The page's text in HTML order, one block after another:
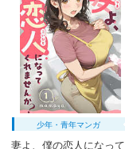
少年・青年マンガ
妻よ、僕の恋人になって